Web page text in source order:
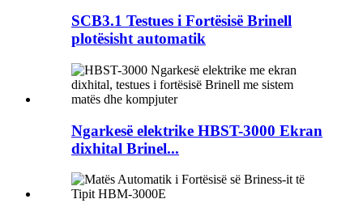
SCB3.1 Testues i Fortësisë Brinell
plotësisht automatik
Ngarkesë elektrike HBST-3000 Ekran
dixhital Brinel...